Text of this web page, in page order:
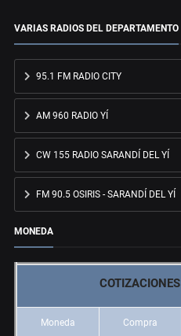
VARIAS RADIOS DEL DEPARTAMENTO
95.1 FM RADIO CITY
AM 960 RADIO YÍ
CW 155 RADIO SARANDÍ DEL YÍ
FM 90.5 OSIRIS - SARANDÍ DEL YÍ
MONEDA
COTIZACIONES
Moneda Compra